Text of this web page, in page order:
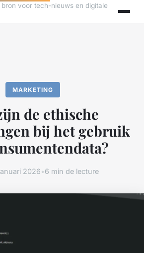
voor tech-nieuws en digitale
MARKETING
de ethische
bij het gebruik
2026•6 min de lecture